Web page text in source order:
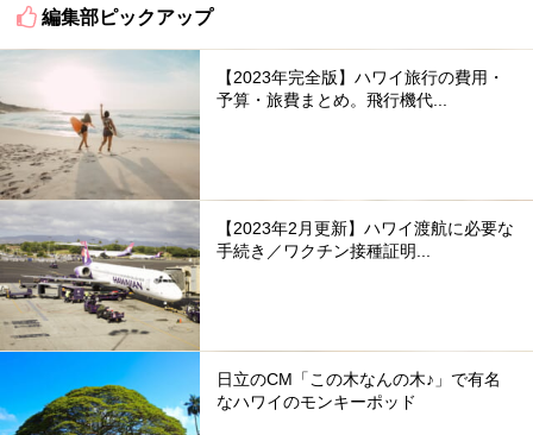
編集部ピックアップ
【2023年完全版】ハワイ旅行の費用・
予算・旅費まとめ。飛行機代...
【2023年2月更新】ハワイ渡航に必要な
手続き／ワクチン接種証明...
日立のCM「この木なんの木♪」で有名
なハワイのモンキーポッド